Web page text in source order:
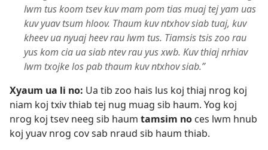
lwm tus koom tsev kuv mam pom tias muaj tej yam uas
kuv yuav tsum hloov. Thaum kuv ntxhov siab tuaj, kuv
kheev ua nyuaj heev rau lwm tus. Tiamsis tsis zoo rau
yus kom cia ua siab ntev rau yus xwb. Kuv thiaj nrhiav
lwm txojke los pab thaum kuv ntxhov siab.”
Xyaum ua li no: Ua tib zoo hais lus koj thiaj nrog koj
niam koj txiv thiab tej nug muag sib haum. Yog koj
nrog koj tsev neeg sib haum tamsim no ces lwm hnub
koj yuav nrog cov sab nraud sib haum thiab.